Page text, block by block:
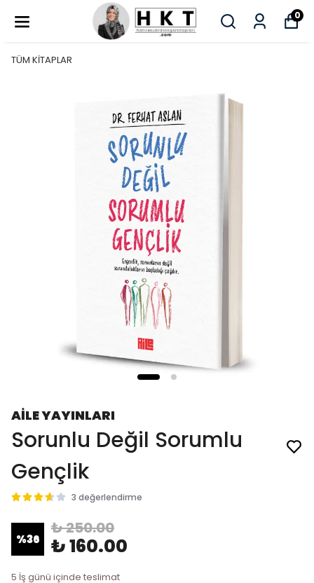
0
TÜM KİTAPLAR
AİLE YAYINLARI
Sorunlu Değil Sorumlu
Gençlik
3 değerlendirme
%36
₺ 250.00
₺ 160.00
5 İş günü içinde teslimat